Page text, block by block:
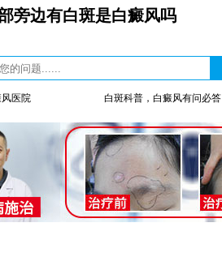
旁边有白斑是白癜风吗
医院 白斑科普，白癜风有问必答